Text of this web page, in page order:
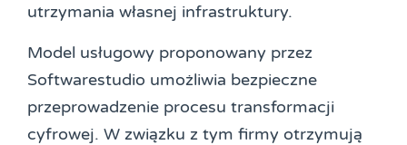
utrzymania własnej infrastruktury.
Model usługowy proponowany przez
Softwarestudio umożliwia bezpieczne
przeprowadzenie procesu transformacji
cyfrowej. W związku z tym firmy otrzymują